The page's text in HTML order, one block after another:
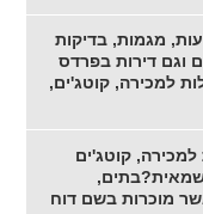
מגמות, בדיקות
וגם דירות בפרדס
למכירה, קוטג'ים,
למכירה, קוטג'ים
מוכרות בשם דוח